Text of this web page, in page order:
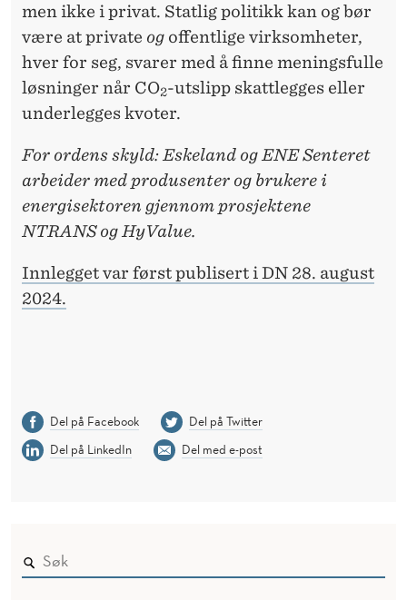
men ikke i privat. Statlig politikk kan og bør
være at private og offentlige virksomheter,
hver for seg, svarer med å finne meningsfulle
løsninger når CO2-utslipp skattlegges eller
underlegges kvoter.
For ordens skyld: Eskeland og ENE Senteret
arbeider med produsenter og brukere i
energisektoren gjennom prosjektene
NTRANS og HyValue.
Innlegget var først publisert i DN 28. august
2024.
Del på Facebook
Del på Twitter
Del på LinkedIn
Del med e-post